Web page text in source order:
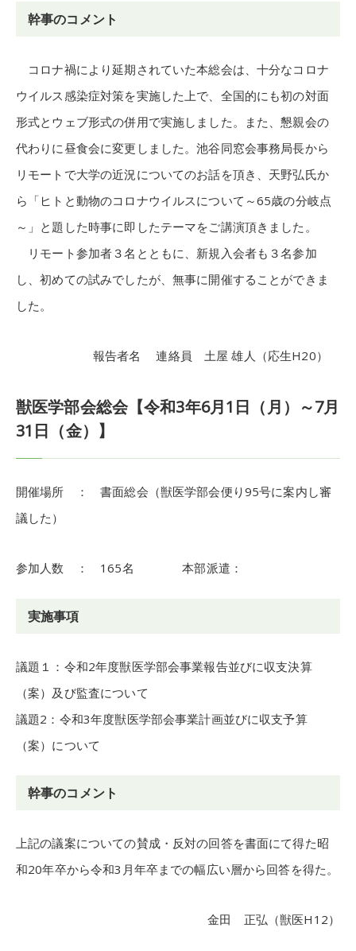
幹事のコメント
コロナ禍により延期されていた本総会は、十分なコロナ
ウイルス感染症対策を実施した上で、全国的にも初の対面
形式とウェブ形式の併用で実施しました。また、懇親会の
代わりに昼食会に変更しました。池谷同窓会事務局長から
リモートで大学の近況についてのお話を頂き、天野弘氏か
ら「ヒトと動物のコロナウイルスについて～65歳の分岐点
～」と題した時事に即したテーマをご講演頂きました。
リモート参加者３名とともに、新規入会者も３名参加
し、初めての試みでしたが、無事に開催することができま
した。
報告者名 連絡員 土屋 雄人（応生H20）
獣医学部会総会【令和3年6月1日（月）～7月
31日（金）】
開催場所 ： 書面総会（獣医学部会便り95号に案内し審
議した）
参加人数 ： 165名 本部派遣：
実施事項
議題１：令和2年度獣医学部会事業報告並びに収支決算
（案）及び監査について
議題2：令和3年度獣医学部会事業計画並びに収支予算
（案）について
幹事のコメント
上記の議案についての賛成・反対の回答を書面にて得た昭
和20年卒から令和3月年卒までの幅広い層から回答を得た。
金田 正弘（獣医H12）